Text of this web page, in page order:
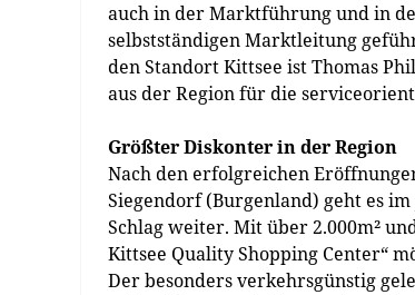
auch in der Marktführung und in
selbstständigen Marktleitung
den Standort Kittsee ist Thomas
aus der Region für die
Größter Diskonter in der Region
Nach den erfolgreichen
Siegendorf (Burgenland) geht es
Schlag weiter. Mit über 2.000m²
Kittsee Quality Shopping Center“
Der besonders verkehrsgünstig